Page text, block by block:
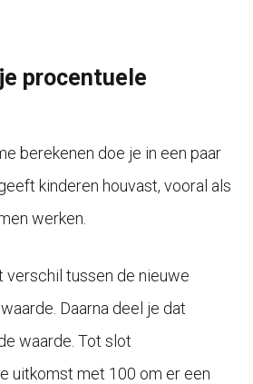
procentuele
berekenen doe je in een paar
kinderen houvast, vooral als
werken.
verschil tussen de nieuwe
Daarna deel je dat
waarde. Tot slot
uitkomst met 100 om er een